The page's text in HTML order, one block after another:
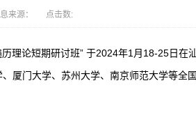
来源： 点击数:
理论短期研讨班” 于2024年1月18-25日在
厦门大学、苏州大学、南京师范大学等全